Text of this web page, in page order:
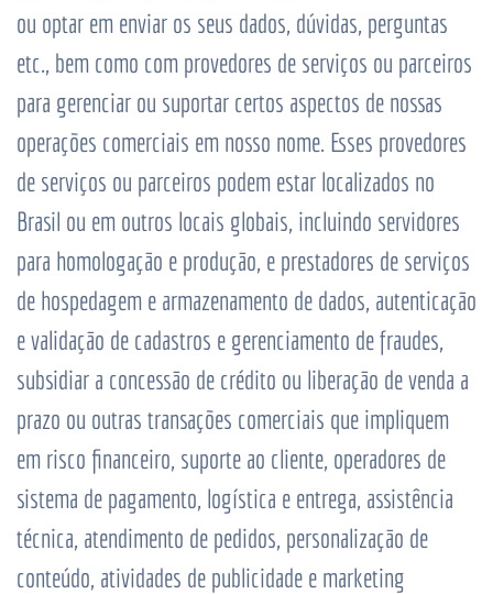
ou optar em enviar os seus dados, dúvidas, perguntas
etc., bem como com provedores de serviços ou parceiros
para gerenciar ou suportar certos aspectos de nossas
operações comerciais em nosso nome. Esses provedores
de serviços ou parceiros podem estar localizados no
Brasil ou em outros locais globais, incluindo servidores
para homologação e produção, e prestadores de serviços
de hospedagem e armazenamento de dados, autenticação
e validação de cadastros e gerenciamento de fraudes,
subsidiar a concessão de crédito ou liberação de venda a
prazo ou outras transações comerciais que impliquem
em risco financeiro, suporte ao cliente, operadores de
sistema de pagamento, logística e entrega, assistência
técnica, atendimento de pedidos, personalização de
conteúdo, atividades de publicidade e marketing